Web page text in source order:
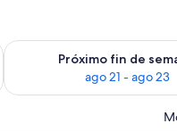
semana ago 14 - ago 16
Próximo fin de
ago 21 - ago 23
Consulta la disponibilidad